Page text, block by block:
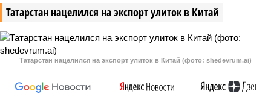
Татарстан нацелился на экспорт улиток в Китай
Татарстан нацелился на экспорт улиток в Китай (фото: shedevrum.ai)